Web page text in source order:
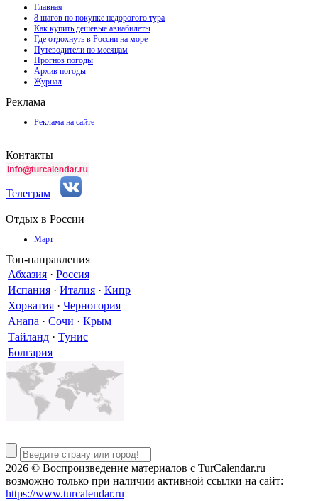
Главная
8 шагов по покупке недорогого тура
Как купить дешевые авиабилеты
Где отдохнуть в России на море
Путеводители по месяцам
Прогноз погоды
Архив погоды
Журнал
Реклама
Реклама на сайте
Контакты
Телеграм
Отдых в России
Март
Топ-направления
Абхазия · Россия
Испания · Италия · Кипр
Хорватия · Черногория
Анапа · Сочи · Крым
Тайланд · Тунис
Болгария
2026 © Воспроизведение материалов c TurCalendar.ru
возможно только при наличии активной ссылки на сайт:
https://www.turcalendar.ru